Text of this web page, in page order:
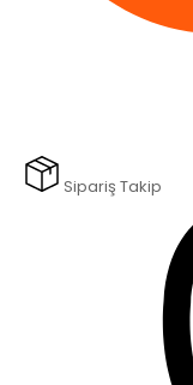
Sipariş Takip